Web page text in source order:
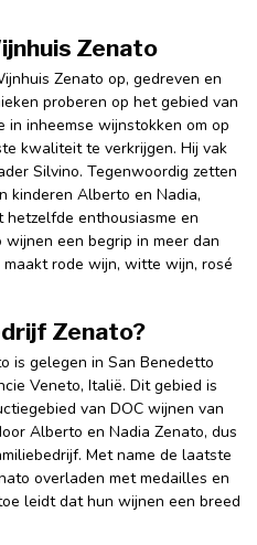
Zenato
Zenato op, gedreven en
proberen op het gebied van
in inheemse wijnstokken om op
kwaliteit te verkrijgen. Hij vak
Silvino. Tegenwoordig zetten
kinderen Alberto en Nadia,
hetzelfde enthousiasme en
een begrip in meer dan
rode wijn, witte wijn, rosé
Zenato?
is gelegen in San Benedetto
Veneto, Italië. Dit gebied is
van DOC wijnen van
Alberto en Nadia Zenato, dus
Met name de laatste
overladen met medailles en
leidt dat hun wijnen een breed